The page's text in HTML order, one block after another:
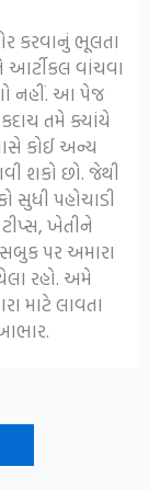
કરવાનું ભૂલતા
વાંચવા
નહીં. આ પેજ
તમે ક્યાંયે
કોઈ અન્ય
શકો છો. જેથી
સુધી પહોચાડી
ખેતીને
પર અમારા
રહો. અમે
માટે લાવતા